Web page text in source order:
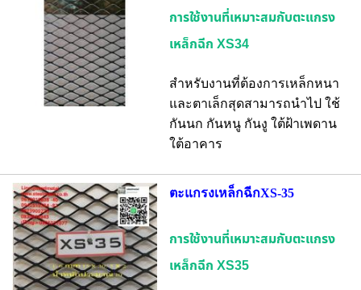
การใช้งานที่เหมาะสมกับตะแกรง
เหล็กฉีก XS34
สำหรับงานที่ต้องการเหล็กหนา
และตาเล็กสุดสามารถนำไป ใช้
กันนก กันหนู กันงู ใต้ฝ้าเพดาน
ใต้อาคาร
ตะแกรงเหล็กฉีกXS-35
การใช้งานที่เหมาะสมกับตะแกรง
เหล็กฉีก XS35